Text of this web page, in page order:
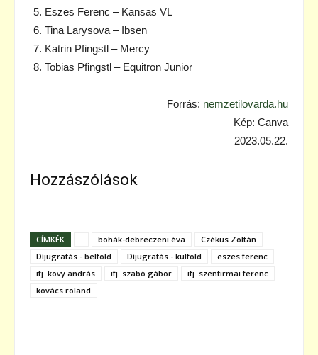
Eszes Ferenc – Kansas VL
Tina Larysova – Ibsen
Katrin Pfingstl – Mercy
Tobias Pfingstl – Equitron Junior
Forrás: nemzetilovarda.hu
Kép: Canva
2023.05.22.
Hozzászólások
CÍMKÉK . bohák-debreczeni éva
Czékus Zoltán
Díjugratás - belföld
Díjugratás - külföld
eszes ferenc
ifj. kövy andrás
ifj. szabó gábor
ifj. szentirmai ferenc
kovács roland